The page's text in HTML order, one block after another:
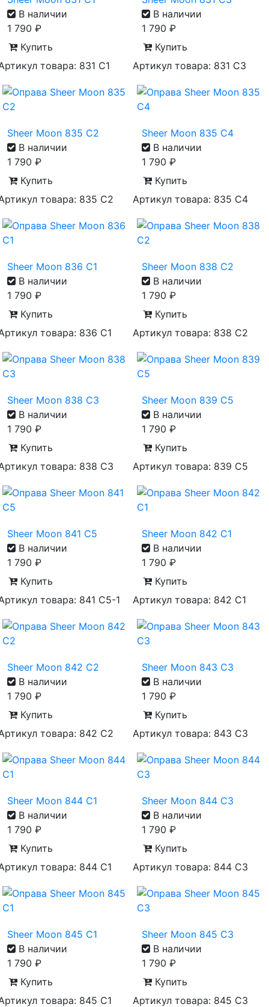
В наличии
1 790 ₽
Купить
товара: 831 С1
В наличии
1 790 ₽
Купить
Артикул товара: 831 С3
Sheer Moon 835 C2
В наличии
1 790 ₽
Купить
товара: 835 С2
Sheer Moon 835 C4
В наличии
1 790 ₽
Купить
Артикул товара: 835 С4
Sheer Moon 836 C1
В наличии
1 790 ₽
Купить
товара: 836 С1
Sheer Moon 838 C2
В наличии
1 790 ₽
Купить
Артикул товара: 838 С2
Sheer Moon 838 C3
В наличии
1 790 ₽
Купить
товара: 838 С3
Sheer Moon 839 C5
В наличии
1 790 ₽
Купить
Артикул товара: 839 С5
Sheer Moon 841 C5
В наличии
1 790 ₽
Купить
товара: 841 С5-1
Sheer Moon 842 С1
В наличии
1 790 ₽
Купить
Артикул товара: 842 С1
Sheer Moon 842 С2
В наличии
1 790 ₽
Купить
товара: 842 С2
Sheer Moon 843 С3
В наличии
1 790 ₽
Купить
Артикул товара: 843 С3
Sheer Moon 844 С1
В наличии
1 790 ₽
Купить
товара: 844 С1
Sheer Moon 844 С3
В наличии
1 790 ₽
Купить
Артикул товара: 844 С3
Sheer Moon 845 С1
В наличии
1 790 ₽
Купить
товара: 845 С1
Sheer Moon 845 С3
В наличии
1 790 ₽
Купить
Артикул товара: 845 С3